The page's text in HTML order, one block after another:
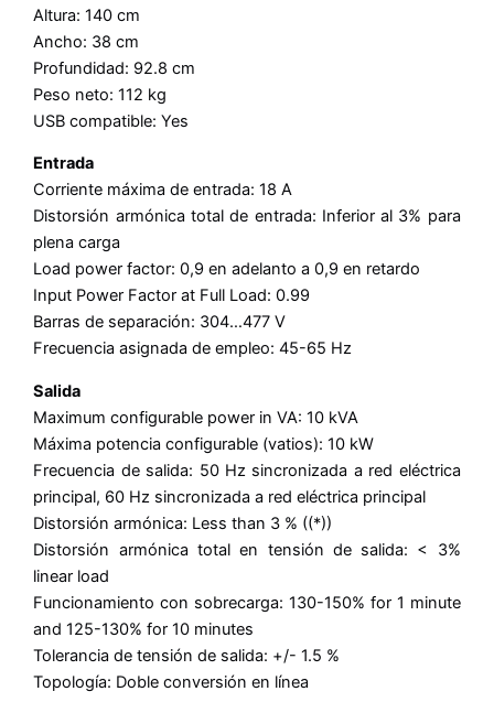
Altura: 140 cm
Ancho: 38 cm
Profundidad: 92.8 cm
Peso neto: 112 kg
USB compatible: Yes
Entrada
Corriente máxima de entrada: 18 A
Distorsión armónica total de entrada: Inferior al 3% para
plena carga
Load power factor: 0,9 en adelanto a 0,9 en retardo
Input Power Factor at Full Load: 0.99
Barras de separación: 304…477 V
Frecuencia asignada de empleo: 45-65 Hz
Salida
Maximum configurable power in VA: 10 kVA
Máxima potencia configurable (vatios): 10 kW
Frecuencia de salida: 50 Hz sincronizada a red eléctrica
principal, 60 Hz sincronizada a red eléctrica principal
Distorsión armónica: Less than 3 % ((*))
Distorsión armónica total en tensión de salida: < 3%
linear load
Funcionamiento con sobrecarga: 130-150% for 1 minute
and 125-130% for 10 minutes
Tolerancia de tensión de salida: +/- 1.5 %
Topología: Doble conversión en línea